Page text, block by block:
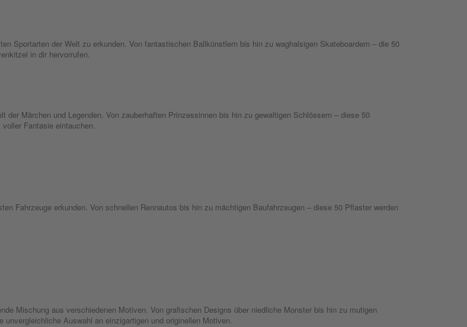
Sportarten der Welt zu erkunden. Von fantastischen Ballkünstlern bis hin zu waghalsigen Skateboardern – die 50
in dir hervorrufen.
Märchen und Legenden. Von zauberhaften Prinzessinnen bis hin zu gewaltigen Schlössern – diese 50
Fantasie eintauchen.
Fahrzeuge erkunden. Von schnellen Rennautos bis hin zu mächtigen Baufahrzeugen – diese 50 Pflaster werden
Mischung aus verschiedenen Motiven. Von grafischen Designs über niedliche Monster bis hin zu mutigen
Auswahl an einzigartigen und originellen Motiven.